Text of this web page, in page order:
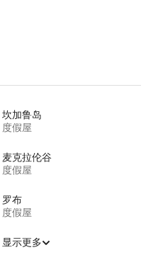
坎加鲁岛
度假屋
麦克拉伦谷
度假屋
罗布
度假屋
显示更多